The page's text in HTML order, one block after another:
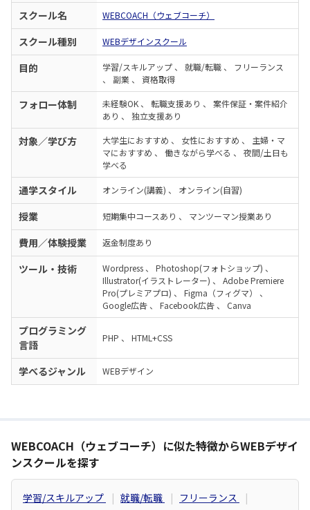
スクール名 WEBCOACH（ウェブコーチ）
スクール種別 WEBデザインスクール
目的 学習/スキルアップ 、 就職/転職 、 フリーランス
、 副業 、 資格取得
フォロー体制 未経験OK 、 転職支援あり 、 案件保証・案件紹介
あり 、 独立支援あり
対象／学び方 大学生におすすめ 、 女性におすすめ 、 主婦・マ
マにおすすめ 、 働きながら学べる 、 夜間/土日も
学べる
通学スタイル オンライン(講義) 、 オンライン(自習)
授業 短期集中コースあり 、 マンツーマン授業あり
費用／体験授業 返金制度あり
ツール・技術 Wordpress 、 Photoshop(フォトショップ) 、
Illustrator(イラストレーター) 、 Adobe Premiere
Pro(プレミアプロ) 、 Figma（フィグマ）
、
Google広告 、 Facebook広告 、 Canva
プログラミング
言語
PHP 、 HTML+CSS
学べるジャンル WEBデザイン
WEBCOACH（ウェブコーチ）に似た特徴からWEBデザイ
ンスクールを探す
学習/スキルアップ 就職/転職
フリーランス